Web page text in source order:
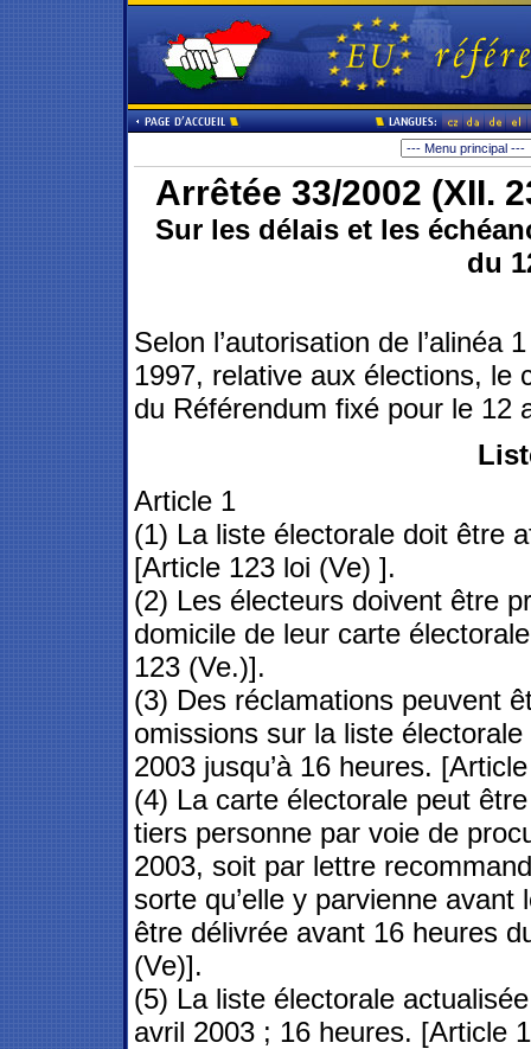
Arrêtée 33/2002 (XII.
Sur les délais et les
du
Selon l’autorisation de
1997, relative aux élections, le
du Référendum fixé pour le 12
Article 1
(1) La liste électorale doit être
[Article 123 loi (Ve) ].
(2) Les électeurs doivent être
domicile de leur carte
123 (Ve.)].
(3) Des réclamations peuvent
omissions sur la liste
2003 jusqu’à 16 heures.
(4) La carte électorale peut
tiers personne par voie de
2003, soit par lettre
sorte qu’elle y parvienne
être délivrée avant 16 heures
(Ve)].
(5) La liste électorale
avril 2003 ; 16 heures. [Article